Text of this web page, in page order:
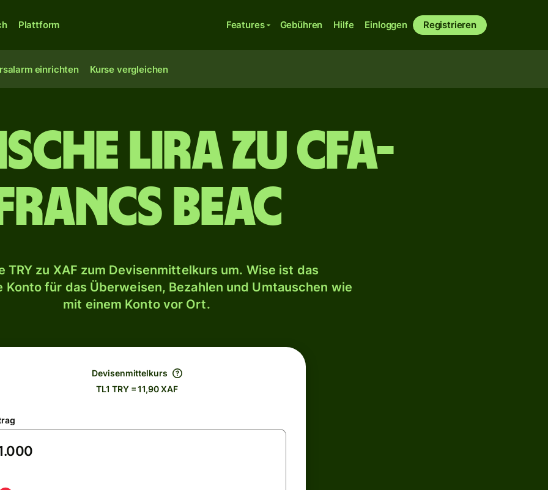
Plattform Features Gebühren Hilfe Einloggen Registrieren
einrichten Kurse vergleichen
Lira zu CFA-
BEAC
TRY zu XAF zum Devisenmittelkurs um. Wise ist das
Konto für das Überweisen, Bezahlen und Umtauschen wie
mit einem Konto vor Ort.
Devisenmittelkurs
TL1 TRY = 11,90 XAF